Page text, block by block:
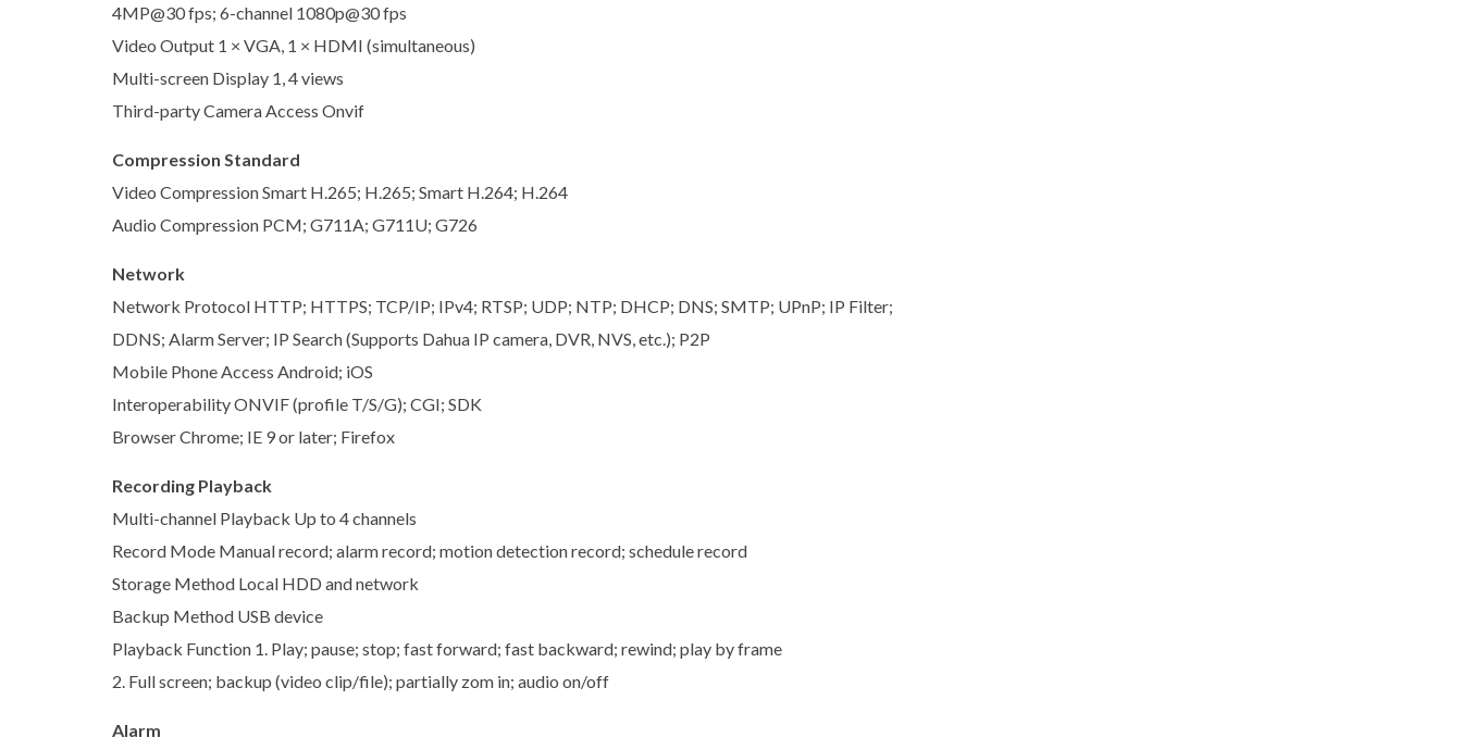
4MP@30 fps; 6-channel 1080p@30 fps
Video Output 1 × VGA, 1 × HDMI (simultaneous)
Multi-screen Display 1, 4 views
Third-party Camera Access Onvif
Compression Standard
Video Compression Smart H.265; H.265; Smart H.264; H.264
Audio Compression PCM; G711A; G711U; G726
Network
Network Protocol HTTP; HTTPS; TCP/IP; IPv4; RTSP; UDP; NTP; DHCP; DNS; SMTP; UPnP; IP Filter;
DDNS; Alarm Server; IP Search (Supports Dahua IP camera, DVR, NVS, etc.); P2P
Mobile Phone Access Android; iOS
Interoperability ONVIF (profile T/S/G); CGI; SDK
Browser Chrome; IE 9 or later; Firefox
Recording Playback
Multi-channel Playback Up to 4 channels
Record Mode Manual record; alarm record; motion detection record; schedule record
Storage Method Local HDD and network
Backup Method USB device
Playback Function 1. Play; pause; stop; fast forward; fast backward; rewind; play by frame
2. Full screen; backup (video clip/file); partially zom in; audio on/off
Alarm